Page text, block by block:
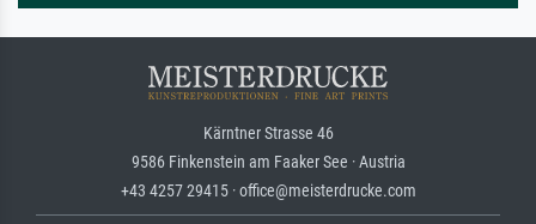
Kärntner Strasse 46
9586 Finkenstein am Faaker See · Austria
+43 4257 29415 · office@meisterdrucke.com